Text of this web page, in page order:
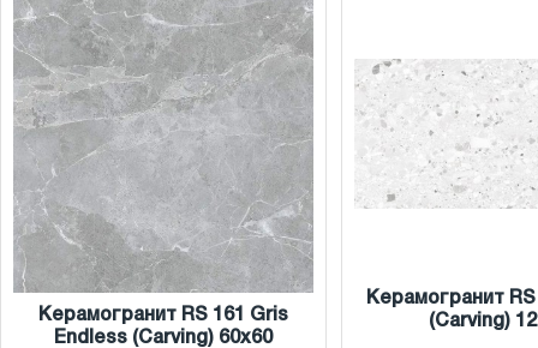
Керамогранит RS 161 Gris
Endless (Carving) 60x60
Керамогранит
(Carving)